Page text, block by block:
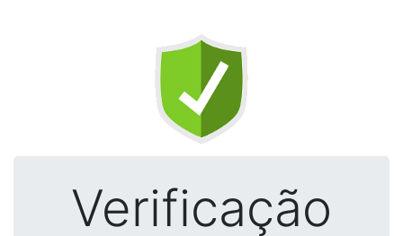
Verificação